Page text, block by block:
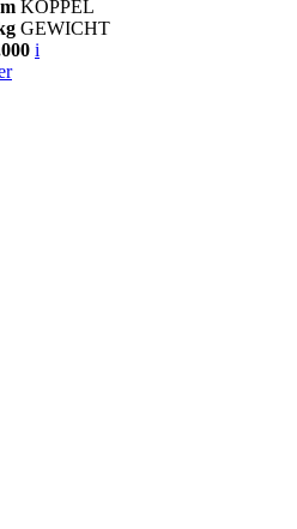
KOPPEL
GEWICHT
i